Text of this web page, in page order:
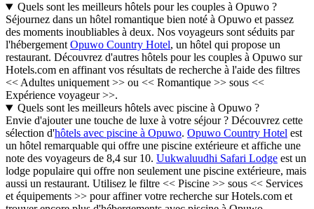
Quels sont les meilleurs hôtels pour les couples à Opuwo ?
Séjournez dans un hôtel romantique bien noté à Opuwo et passez
des moments inoubliables à deux. Nos voyageurs sont séduits par
l'hébergement Opuwo Country Hotel, un hôtel qui propose un
restaurant. Découvrez d'autres hôtels pour les couples à Opuwo sur
Hotels.com en affinant vos résultats de recherche à l'aide des filtres
<< Adultes uniquement >> ou << Romantique >> sous <<
Expérience voyageur >>.
Quels sont les meilleurs hôtels avec piscine à Opuwo ?
Envie d'ajouter une touche de luxe à votre séjour ? Découvrez cette
sélection d'hôtels avec piscine à Opuwo. Opuwo Country Hotel est
un hôtel remarquable qui offre une piscine extérieure et affiche une
note des voyageurs de 8,4 sur 10. Uukwaluudhi Safari Lodge est un
lodge populaire qui offre non seulement une piscine extérieure, mais
aussi un restaurant. Utilisez le filtre << Piscine >> sous << Services
et équipements >> pour affiner votre recherche sur Hotels.com et